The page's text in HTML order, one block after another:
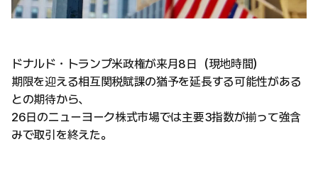
ドナルド・トランプ米政権が来月8日（現地時間）
期限を迎える相互関税賦課の猶予を延長する可能性がある
との期待から、
26日のニューヨーク株式市場では主要3指数が揃って強含
みで取引を終えた。